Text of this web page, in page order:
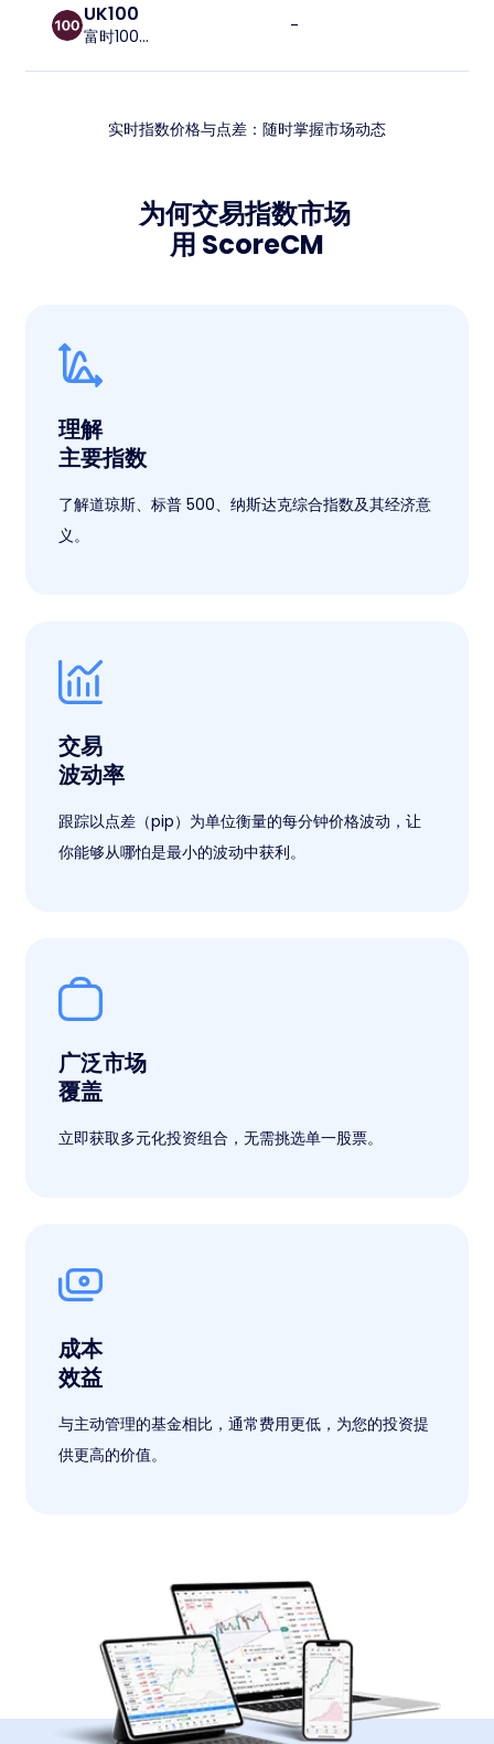
UK100
富时100指数 -
实时指数价格与点差：随时掌握市场动态
为何交易指数市场
用 ScoreCM
理解
主要指数
了解道琼斯、标普 500、纳斯达克综合指数及其经济意
义。
交易
波动率
跟踪以点差（pip）为单位衡量的每分钟价格波动，让
你能够从哪怕是最小的波动中获利。
广泛市场
覆盖
立即获取多元化投资组合，无需挑选单一股票。
成本
效益
与主动管理的基金相比，通常费用更低，为您的投资提
供更高的价值。